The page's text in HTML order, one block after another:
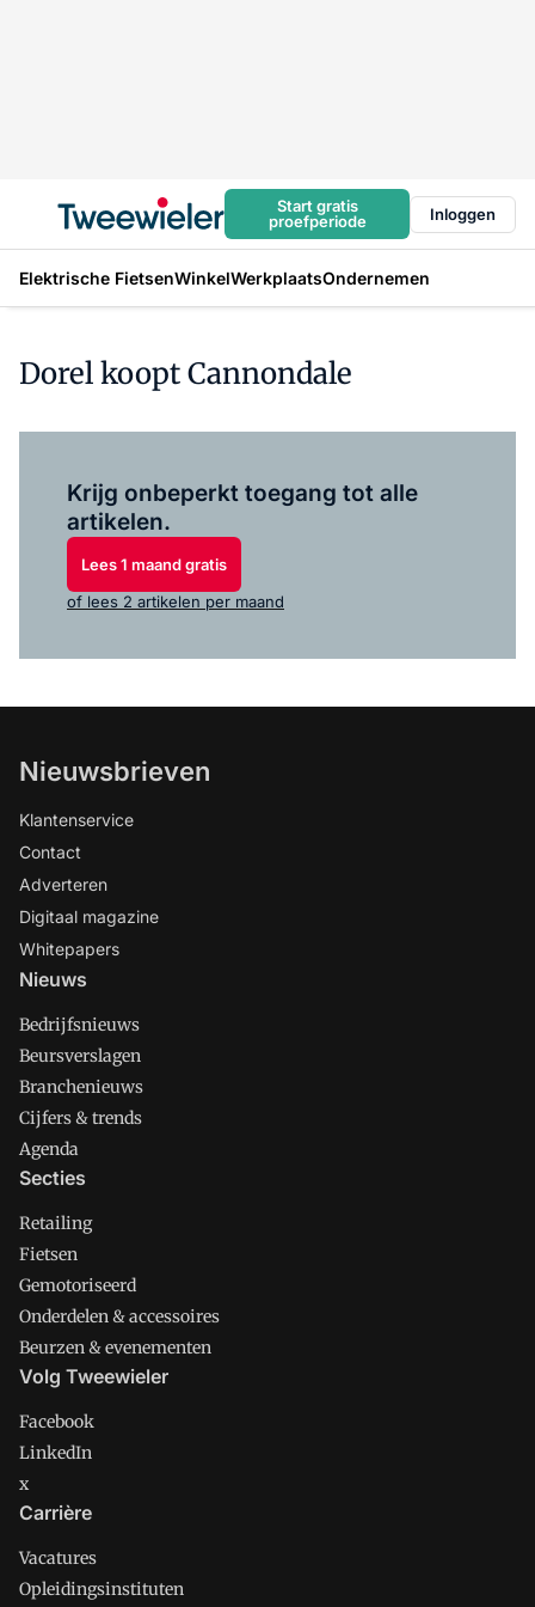
Start gratis
proefperiode
Inloggen
Elektrische FietsenWinkelWerkplaatsOndernemen
Dorel koopt Cannondale
Krijg onbeperkt toegang tot alle
artikelen.
Lees 1 maand gratis
of lees 2 artikelen per maand
Nieuwsbrieven
Klantenservice
Contact
Adverteren
Digitaal magazine
Whitepapers
Nieuws
Bedrijfsnieuws
Beursverslagen
Branchenieuws
Cijfers & trends
Agenda
Secties
Retailing
Fietsen
Gemotoriseerd
Onderdelen & accessoires
Beurzen & evenementen
Volg Tweewieler
Facebook
LinkedIn
x
Carrière
Vacatures
Opleidingsinstituten